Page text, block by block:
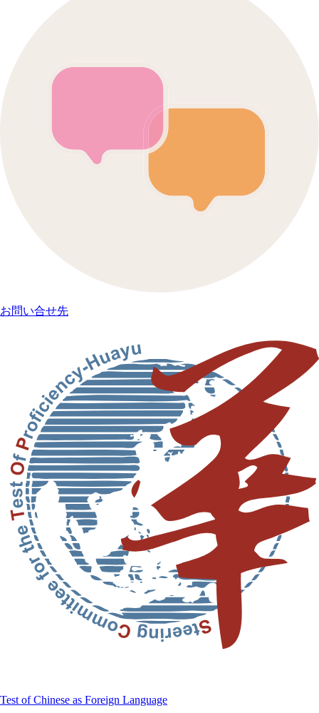
お問い合せ先
Test of Chinese as Foreign Language